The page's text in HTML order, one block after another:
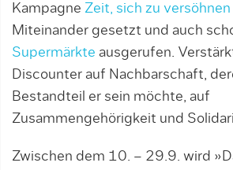
Kampagne Zeit, sich zu versöhnen
Miteinander gesetzt und auch
Supermärkte ausgerufen.
Discounter auf Nachbarschaft,
Bestandteil er sein möchte, auf
Zusammengehörigkeit und
Zwischen dem 10. – 29.9. wird